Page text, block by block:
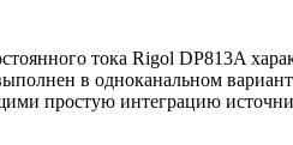
тока Rigol DP813A
в одноканальном
простую интеграцию